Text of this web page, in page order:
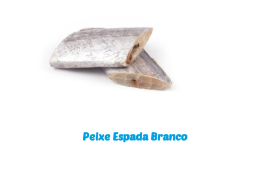
Peixe Espada Branco
Peixe Espada Branco